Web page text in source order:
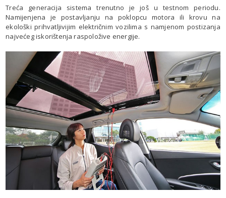
Treća generacija sistema trenutno je još u testnom periodu.
Namijenjena je postavljanju na poklopcu motora ili krovu na
ekološki prihvatljivijim električnim vozilima s namjenom postizanja
najvećeg iskorištenja raspoložive energije.